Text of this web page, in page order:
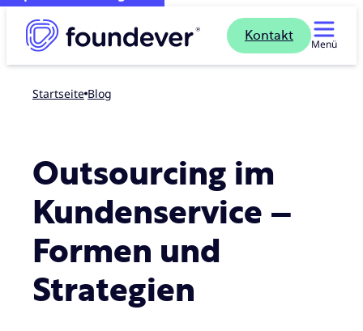
Kontakt
Menü
Startseite blog
Outsourcing im
Kundenservice –
Formen und
Strategien